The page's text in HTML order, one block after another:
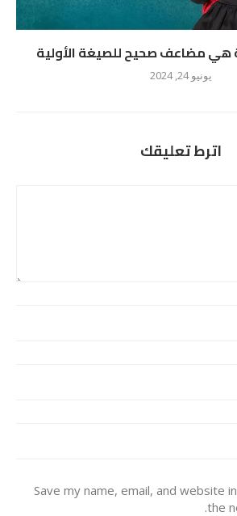
هي مضاعف صحيح للصيغة الأولية
يونيو 24, 2024
اترط تعليقك
Save my name, email, and website
the